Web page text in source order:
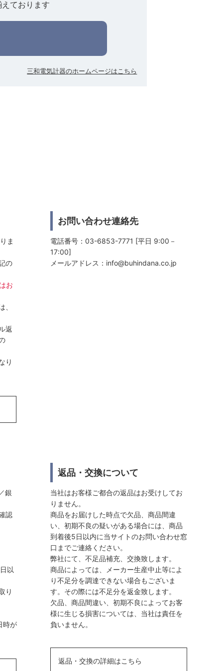
ております
三和電気計器のホームページはこちら
ま
の
お
返
り
お問い合わせ連絡先
電話番号：03-6853-7771 [平日 9:00－
17:00]
メールアドレス： info@buhindana.co.jp
銀
認
以
り
時が
返品・交換について
当社はお客様ご都合の返品はお受けしてお
りません。
商品をお届けした時点で欠品、商品間違
い、初期不良の疑いがある場合には、商品
到着後5日以内に当サイトのお問い合わせ窓
口までご連絡ください。
弊社にて、不足品補充、交換致します。
商品によっては、メーカー生産中止等によ
り不足分を調達できない場合もございま
す。その際には不足分を返金致します。
欠品、商品間違い、初期不良によってお客
様に生じる損害については、当社は責任を
負いません。
返品・交換の詳細はこちら